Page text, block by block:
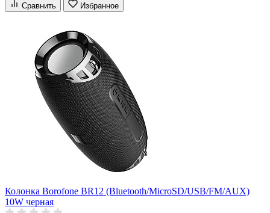
Сравнить Избранное
Колонка Borofone BR12 (Bluetooth/MicroSD/USB/FM/AUX)
10W черная